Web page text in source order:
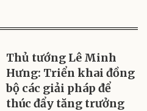
Thủ tướng Lê Minh
Hưng: Triển khai đồng
bộ các giải pháp để
thúc đẩy tăng trưởng